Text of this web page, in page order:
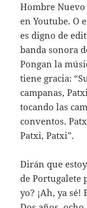
Hombre
en Youtube. O
es digno de
banda sonora
Pongan la
tiene gracia:
campanas,
tocando las
conventos.
Patxi, Patxi”.
Dirán que
de Portugalete
yo? ¡Ah, ya